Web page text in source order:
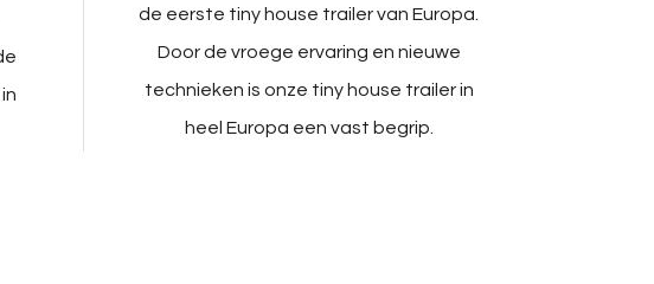
de eerste tiny house trailer van Europa.
Door de vroege ervaring en nieuwe
technieken is onze tiny house trailer in
heel Europa een vast begrip.